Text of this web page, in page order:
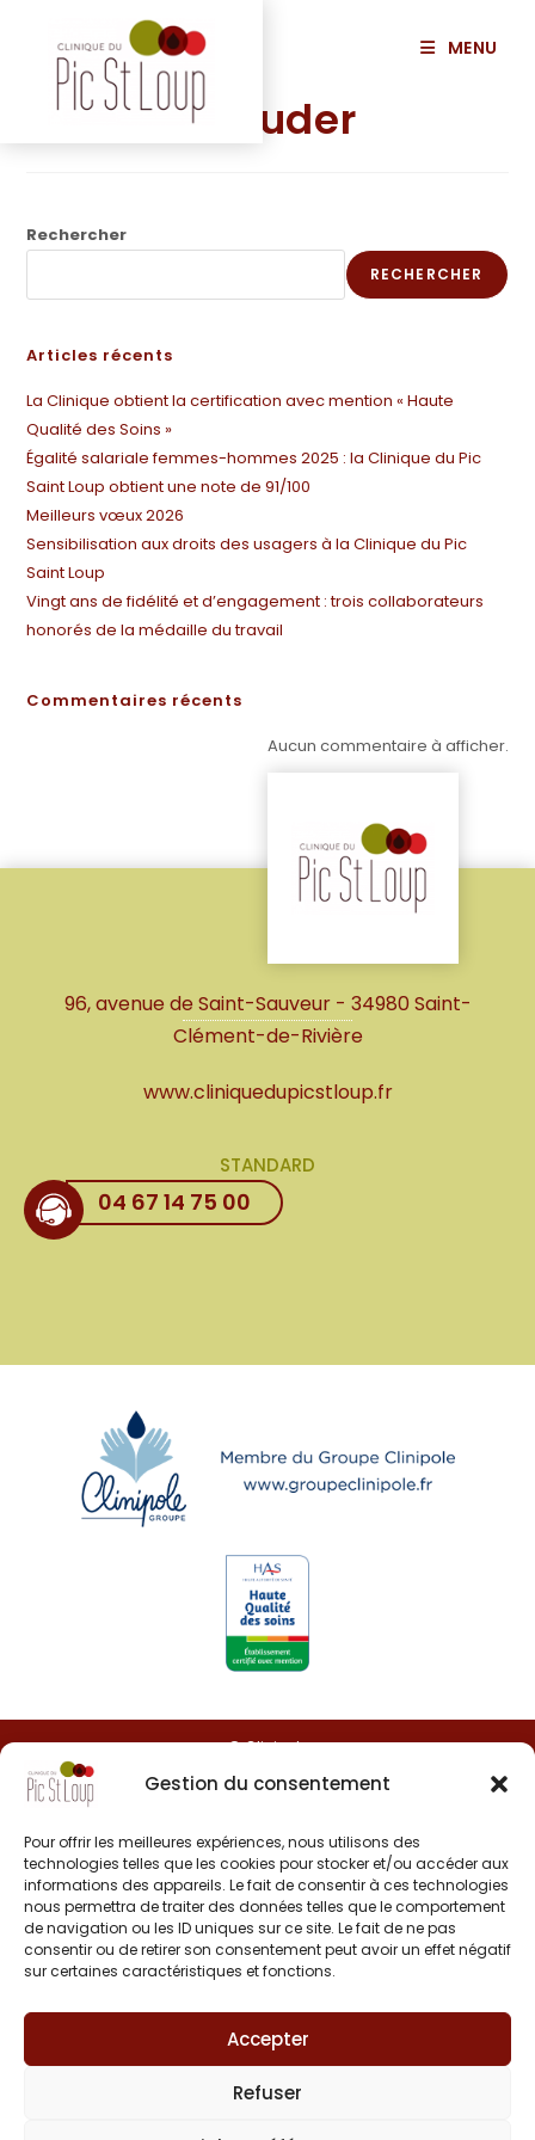
Gestion du consentement
Pour offrir les meilleures expériences, nous utilisons des
technologies telles que les cookies pour stocker et/ou accéder aux
informations des appareils. Le fait de consentir à ces technologies
nous permettra de traiter des données telles que le comportement
de navigation ou les ID uniques sur ce site. Le fait de ne pas
consentir ou de retirer son consentement peut avoir un effet négatif
sur certaines caractéristiques et fonctions.
Accepter
Refuser
MENU
ALAGHA Khuder
Rechercher
RECHERCHER
Articles récents
La Clinique obtient la certification avec mention « Haute
Qualité des Soins »
Égalité salariale femmes-hommes 2025 : la Clinique du Pic
Saint Loup obtient une note de 91/100
Meilleurs vœux 2026
Sensibilisation aux droits des usagers à la Clinique du Pic
Saint Loup
Vingt ans de fidélité et d’engagement : trois collaborateurs
honorés de la médaille du travail
Commentaires récents
Aucun commentaire à afficher.
96, avenue de Saint-Sauveur - 34980 Saint-
Clément-de-Rivière
www.cliniquedupicstloup.fr
STANDARD
04 67 14 75 00
© Clinipole
Annuaire praticiens
Plan du site
Mentions légales